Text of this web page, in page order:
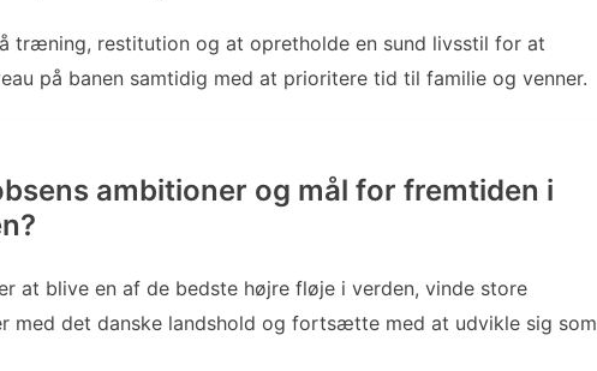
træning, restitution og at opretholde en sund livsstil for at
på banen samtidig med at prioritere tid til familie og venner.
ambitioner og mål for fremtiden i
at blive en af de bedste højre fløje i verden, vinde store
med det danske landshold og fortsætte med at udvikle sig som